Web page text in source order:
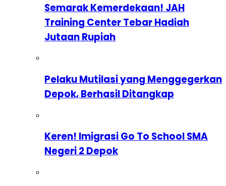
Semarak Kemerdekaan! JAH
Training Center Tebar Hadiah
Jutaan Rupiah
Pelaku Mutilasi yang Menggegerkan
Depok, Berhasil Ditangkap
Keren! Imigrasi Go To School SMA
Negeri 2 Depok